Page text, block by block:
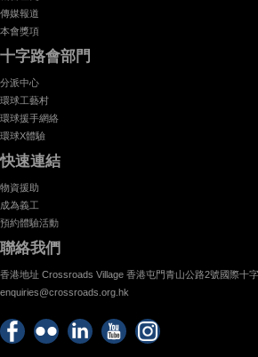
傳媒報道
本會獎項
十字路會部門
分派中心
環球工藝村
環球援手網絡
環球X體驗
快速連結
物資援助
成為義工
預約體驗活動
聯絡我們
香港地址 Crossroads Village 香港屯門青山公路2號國際十
enquiries@crossroads.org.hk